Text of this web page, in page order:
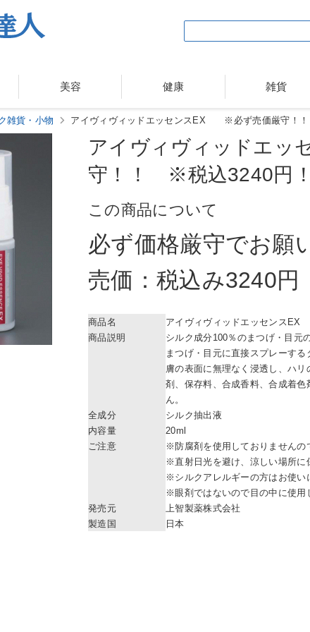
美容 健康 雑貨
雑貨・小物 アイヴィヴィッドエッセンスEX ※必ず売価厳守！
アイヴィヴィッドエ
守！！ ※税込3240円
この商品について
必ず価格厳守でお願
売価：税込み3240円
商品名
アイヴィヴィッドエッセンスEX
商品説明
シルク成分100％のまつげ・目元
まつげ・目元に直接スプレーす
膚の表面に無理なく浸透し、ハ
剤、保存料、合成香料、合成着
ん。
全成分
シルク抽出液
内容量
20ml
ご注意
※防腐剤を使用しておりませんの
※直射日光を避け、涼しい場所に
※シルクアレルギーの方はお使い
※眼剤ではないので目の中に使用
発売元
上智製薬株式会社
製造国
日本